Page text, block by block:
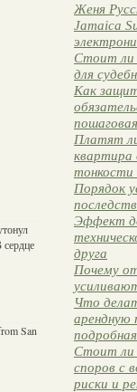
Женя
Jamaica
Стоит ли
для
Как
Платят
квартира
тонкости
Порядок
Эффект
друга
Почему
Что
арендную
Стоит ли
споров с
риски и
San